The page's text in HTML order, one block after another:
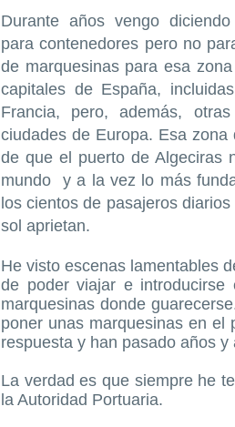
Durante años vengo diciendo
para contenedores pero no
de marquesinas para esa
capitales de España,
Francia, pero, además,
ciudades de Europa. Esa
de que el puerto de Algeciras
mundo y a la vez lo más
los cientos de pasajeros
sol aprietan.
He visto escenas lamentables
de poder viajar e
marquesinas donde
poner unas marquesinas en el
respuesta y han pasado años y
La verdad es que siempre he
la Autoridad Portuaria.